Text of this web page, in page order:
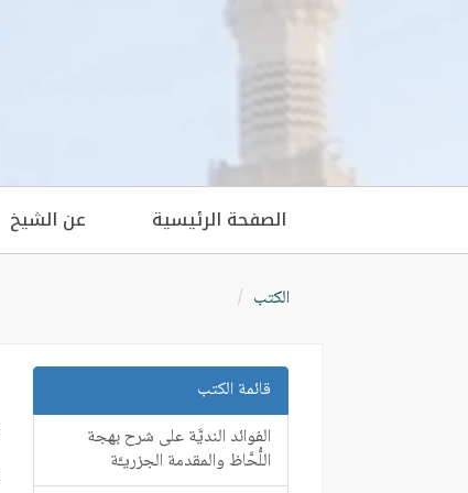
الصفحة الرئيسية عن الشيخ
الكتب
قائمة الكتب
الفوائد النديَّة على شرح بهجة
اللُّحَّاظ والمقدمة الجزريـَّة